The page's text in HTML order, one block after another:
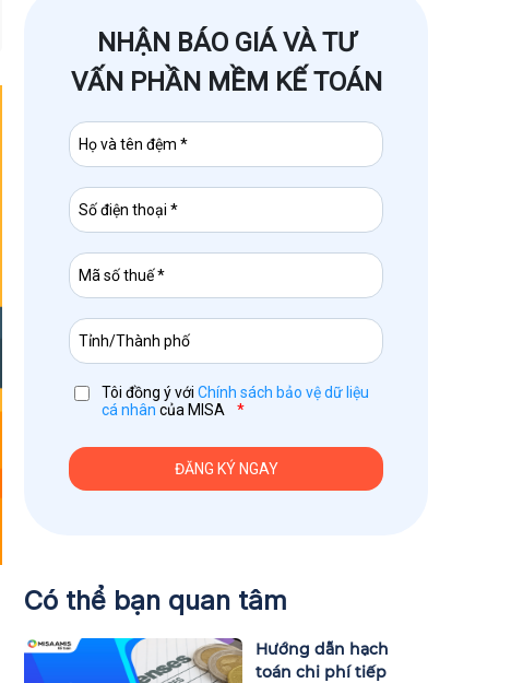
NHẬN BÁO GIÁ VÀ TƯ
VẤN PHẦN MỀM KẾ TOÁN
Tôi đồng ý với Chính sách bảo vệ dữ liệu
cá nhân của MISA *
Có thể bạn quan tâm
Hướng dẫn hạch
toán chi phí tiếp